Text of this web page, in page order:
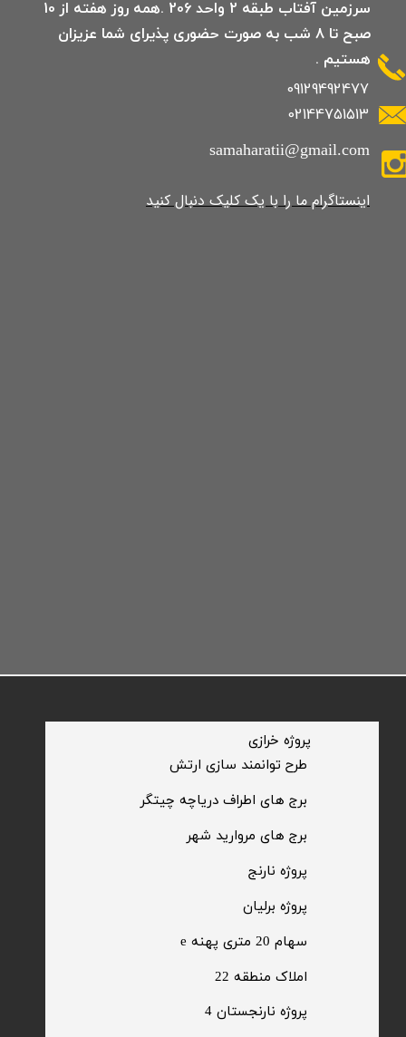
​طرح توانمند سازی ارتش
سهام 20 متری پهنه e​​​​​​​
​املاک منطقه 22
​پروژه خرازی
پروژه برلیان
​پروژه نارنج
​برج های اطراف دریاچه چیتگر
​برج های مروارید شهر
پروژه نارنجستان 4
09129492477
02144751513
سرزمین آفتاب طبقه 2 واحد 206 .همه روز هفته از 10
صبح تا 8 شب به صورت حضوری پذیرای شما عزیزان
هستیم .
samaharatii@gmail.com
​​​​​​​​​اینستاگرام ما را با یک کلیک دنبال کنید